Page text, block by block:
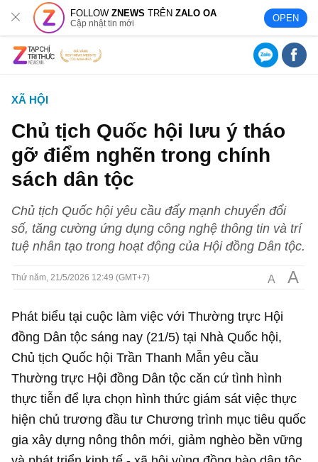
FOLLOWZNEWS TRÊNZALO OA
Cập nhật tin mới OPEN
XÃ HỘI
Chủ tịch Quốc hội lưu ý tháo
gỡ điểm nghẽn trong chính
sách dân tộc
Chủ tịch Quốc hội yêu cầu đẩy mạnh chuyển đổi
số, tăng cường ứng dụng công nghệ thông tin và trí
tuệ nhân tạo trong hoạt động của Hội đồng Dân tộc.
Thứ năm, 21/5/2026 12:49 (GMT+7) A A
Phát biểu tại cuộc làm việc với Thường trực Hội
đồng Dân tộc sáng nay (21/5) tại Nhà Quốc hội,
Chủ tịch Quốc hội Trần Thanh Mẫn yêu cầu
Thường trực Hội đồng Dân tộc căn cứ tình hình
thực tiễn để lựa chọn hình thức giám sát việc thực
hiện chủ trương đầu tư Chương trình mục tiêu quốc
gia xây dựng nông thôn mới, giảm nghèo bền vững